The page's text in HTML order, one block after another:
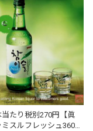
たり税別270円【眞
スルフレッシュ360ｍ